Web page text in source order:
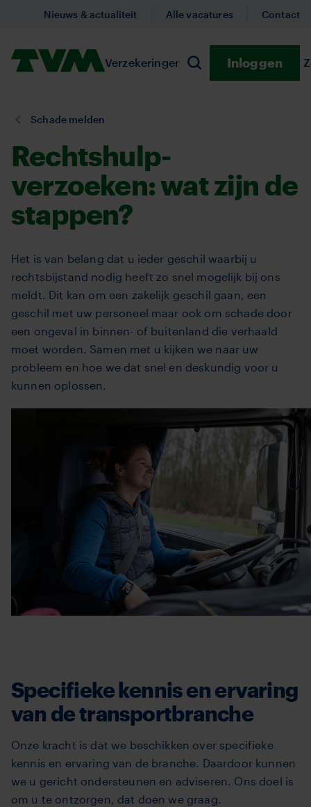
Overslaan
de
Homepage,
Verzekeringen SubmenuPreventie
Zoeken
Inloggen
Nieuws & actualiteit Alle vacatures Contact
U
hier:
Schade melden
Rechtshulp­
verzoeken: wat zijn de
stappen?
Het is van belang dat u ieder geschil waarbij u
rechtsbijstand nodig heeft zo snel mogelijk bij ons
meldt. Dit kan om een zakelijk geschil gaan, een
geschil met uw personeel maar ook om schade door
een ongeval in binnen- of buitenland die verhaald
moet worden. Samen met u kijken we naar uw
probleem en hoe we dat snel en deskundig voor u
kunnen oplossen.
Specifieke kennis en ervaring
van de transportbranche
Onze kracht is dat we beschikken over specifieke
kennis en ervaring van de branche. Daardoor kunnen
we u gericht ondersteunen en adviseren. Ons doel is
om u te ontzorgen, dat doen we graag.